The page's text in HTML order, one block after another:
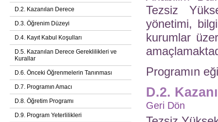
D.2. Kazanılan Derece
D.3. Öğrenim Düzeyi
D.4. Kayıt Kabul Koşulları
D.5. Kazanılan Derece Gereklilikleri ve
Kurallar
D.6. Önceki Öğrenmelerin Tanınması
D.7. Programın Amacı
D.8. Öğretim Programı
D.9. Program Yeterlilikleri
Tezsiz
yönetimi,
kurumlar
Programın
D.2.
Geri Dön